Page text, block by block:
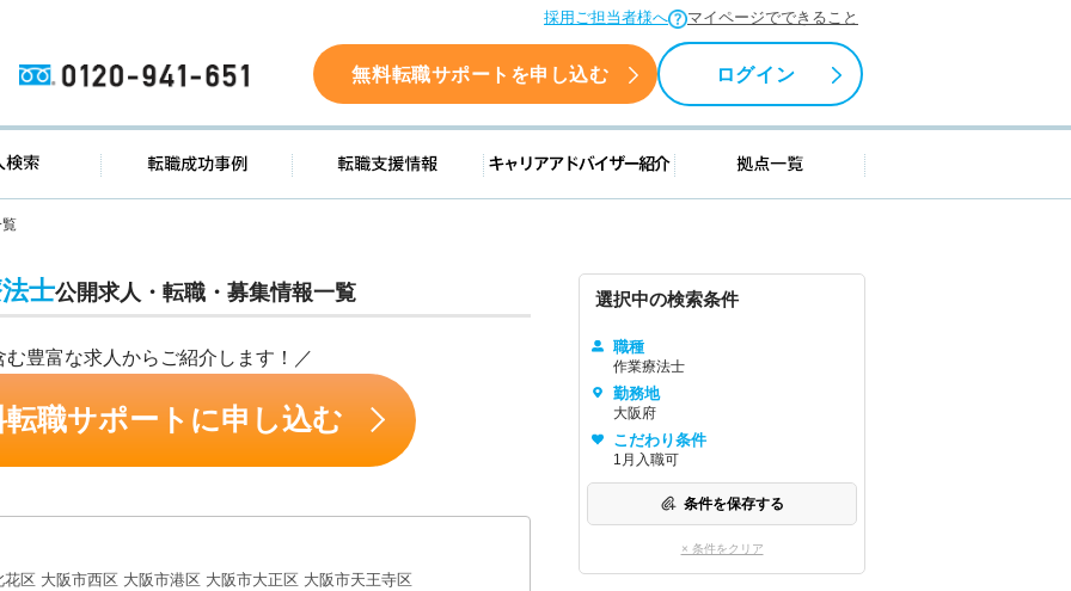
採用ご担当者様へ マイページでできること
0120-941-651 無料転職サポートを申し込む ログイン
求人検索 転職成功事例 転職支援情報 キャリアアドバイザー紹介 拠点一覧
士公開求人・転職・募集情報一覧
む豊富な求人からご紹介します！／
転職サポートに申し込む
花区 大阪市西区 大阪市港区 大阪市大正区 大阪市天王寺区
選択中の検索条件
職種
作業療法士
勤務地
大阪府
こだわり条件
1月入職可
条件を保存する
× 条件をクリア